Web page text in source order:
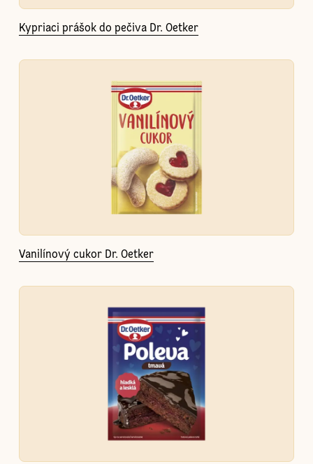
Kypriaci prášok do pečiva Dr. Oetker
Vanilínový cukor Dr. Oetker